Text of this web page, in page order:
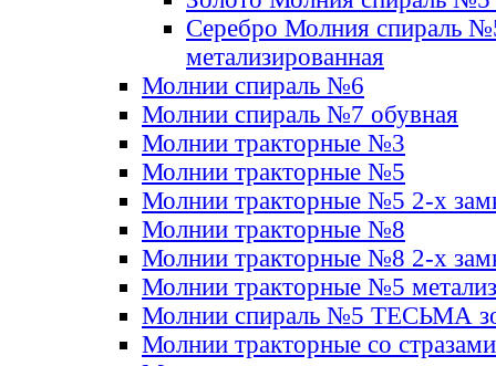
Серебро Молния спираль
метализированная
Молнии спираль №6
Молнии спираль №7 обувная
Молнии тракторные №3
Молнии тракторные №5
Молнии тракторные №5 2-х
Молнии тракторные №8
Молнии тракторные №8 2-х
Молнии тракторные №5
Молнии спираль №5 ТЕСЬМА
Молнии тракторные со стразами